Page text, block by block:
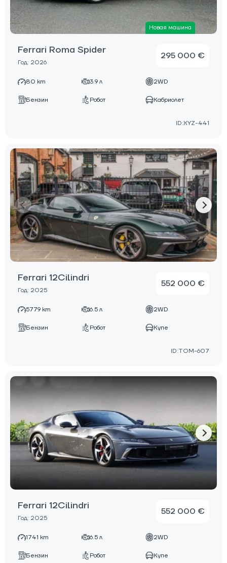
Новая машина
Ferrari Roma Spider
Год: 2026
295 000 €
80 km 3.9 л 2WD
Бензин Робот Кабриолет
ID:XYZ-441
Ferrari 12Cilindri
Год: 2025
552 000 €
5779 km 6.5 л 2WD
Бензин Робот Купе
ID:TOM-607
Ferrari 12Cilindri
Год: 2025
552 000 €
1741 km 6.5 л 2WD
Бензин Робот Купе